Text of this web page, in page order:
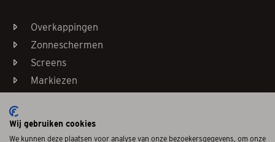
Overkappingen
Zonneschermen
Screens
Markiezen
Wij gebruiken cookies
We kunnen deze plaatsen voor analyse van onze bezoekersgegevens, om onze